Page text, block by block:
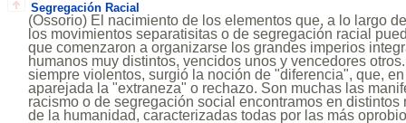
Segregación Racial
(Ossorio) El nacimiento de los elementos que, a lo largo
los movimientos separatisitas o de segregación racial
que comenzaron a organizarse los grandes imperios
humanos muy distintos, vencidos unos y vencedores
siempre violentos, surgió la noción de "diferencia", que,
aparejada la "extraneza" o rechazo. Son muchas las
racismo o de segregación social encontramos en distintos
de la humanidad, caracterizadas todas por las más